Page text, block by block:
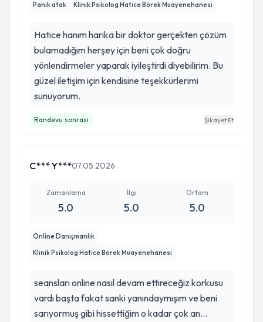
Panik atak Klinik Psikolog Hatice Börek Muayenehanesi
Hatice hanım harika bir doktor gerçekten çözüm
bulamadığım herşey için beni çok doğru
yönlendirmeler yaparak iyileştirdi diyebilirim. Bu
güzel iletişim için kendisine teşekkürlerimi
sunuyorum.
Randevu sonrası Şikayet Et
C*** Y***07.05.2026
Zamanlama
5.0
İlgi
5.0
Ortam
5.0
Online Danışmanlık
Klinik Psikolog Hatice Börek Muayenehanesi
seansları online nasıl devam ettireceğiz korkusu
vardı başta fakat sanki yanındaymışım ve beni
sarıyormuş gibi hissettiğim o kadar çok an